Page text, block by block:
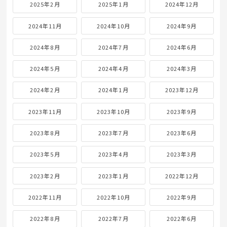
2025年2月 2025年1月 2024年12月
2024年11月 2024年10月 2024年9月
2024年8月 2024年7月 2024年6月
2024年5月 2024年4月 2024年3月
2024年2月 2024年1月 2023年12月
2023年11月 2023年10月 2023年9月
2023年8月 2023年7月 2023年6月
2023年5月 2023年4月 2023年3月
2023年2月 2023年1月 2022年12月
2022年11月 2022年10月 2022年9月
2022年8月 2022年7月 2022年6月